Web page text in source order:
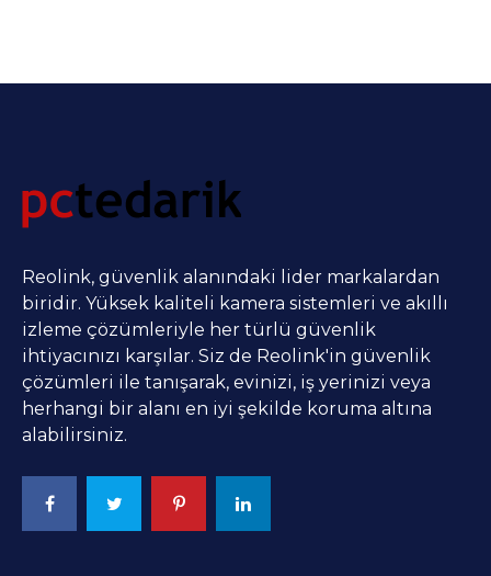
Reolink, güvenlik alanındaki lider markalardan
biridir. Yüksek kaliteli kamera sistemleri ve akıllı
izleme çözümleriyle her türlü güvenlik
ihtiyacınızı karşılar. Siz de Reolink'in güvenlik
çözümleri ile tanışarak, evinizi, iş yerinizi veya
herhangi bir alanı en iyi şekilde koruma altına
alabilirsiniz.